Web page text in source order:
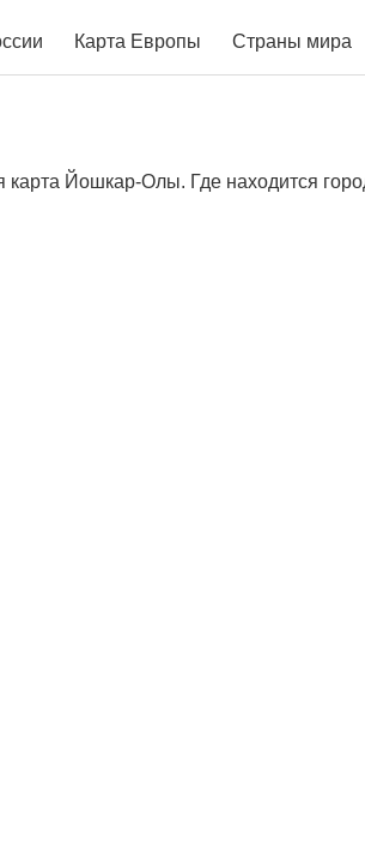
Карта Европы Страны мира
Йошкар-Олы. Где находится